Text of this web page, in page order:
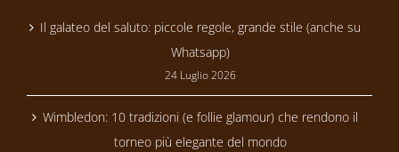
Il galateo del saluto: piccole regole, grande stile (anche su
Whatsapp)
24 Luglio 2026
Wimbledon: 10 tradizioni (e follie glamour) che rendono il
torneo più elegante del mondo